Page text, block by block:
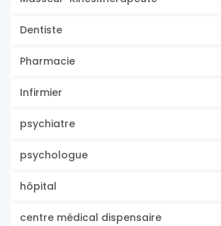
Dentiste
Pharmacie
Infirmier
psychiatre
psychologue
hôpital
centre médical dispensaire